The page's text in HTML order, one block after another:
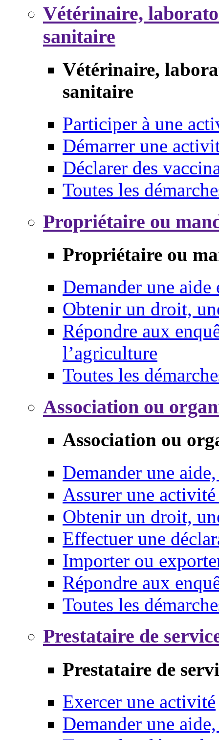
Vétérinaire,
sanitaire
Vétérinaire,
sanitaire
Participer à une
Démarrer une
Déclarer des
Toutes les
Propriétaire ou
Propriétaire ou
Demander une aide
Obtenir un droit,
Répondre aux
l’agriculture
Toutes les
Association ou
Association ou
Demander une
Assurer une
Obtenir un droit,
Effectuer une
Importer ou
Répondre aux
Toutes les
Prestataire de
Prestataire de
Exercer une activité
Demander une